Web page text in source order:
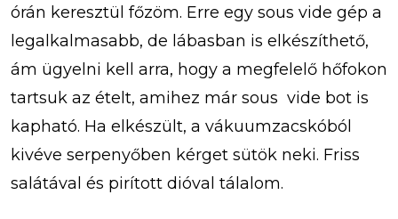
órán keresztül főzöm. Erre egy sous vide gép a
legalkalmasabb, de lábasban is elkészíthető,
ám ügyelni kell arra, hogy a megfelelő hőfokon
tartsuk az ételt, amihez már sous vide bot is
kapható. Ha elkészült, a vákuumzacskóból
kivéve serpenyőben kérget sütök neki. Friss
salátával és pirított dióval tálalom.